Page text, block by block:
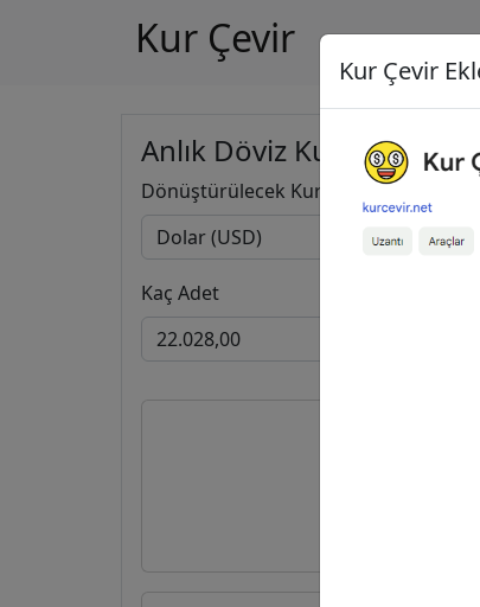
Kur Çevir
Anlık Döviz Kuru Hesapla
Dönüştürülecek Kur
Kaç Adet
Kur Çevir